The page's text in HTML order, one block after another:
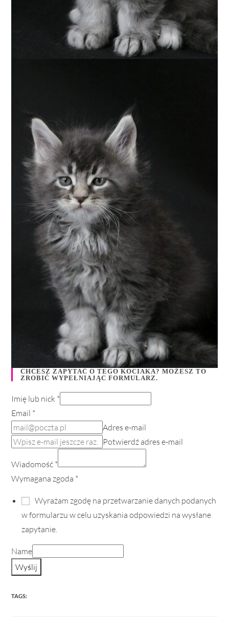
CHCESZ ZAPYTAĆ O TEGO KOCIAKA? MOŻESZ TO
ZROBIĆ WYPEŁNIAJĄC FORMULARZ.
Imię lub nick *
Email *
Adres e-mail
Potwierdź adres e-mail
Wiadomość *
Wymagana zgoda *
Wyrażam zgodę na przetwarzanie danych podanych
w formularzu w celu uzyskania odpowiedzi na wysłane
zapytanie.
Name
Wyślij
TAGS: